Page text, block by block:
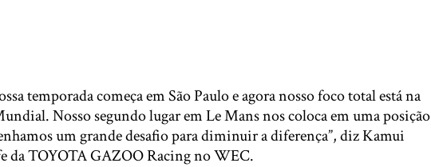
temporada começa em São Paulo e agora nosso foco total está na
Nosso segundo lugar em Le Mans nos coloca em uma posição
um grande desafio para diminuir a diferença”, diz Kamui
da TOYOTA GAZOO Racing no WEC.